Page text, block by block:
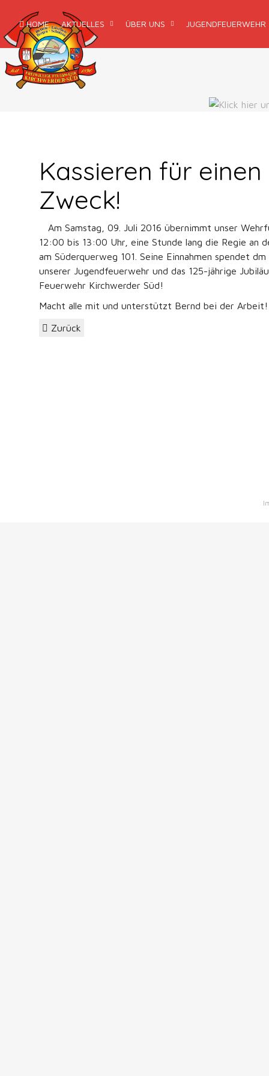
HOME AKTUELLES ÜBER UNS JUGENDFEUERWEHR
Kassieren für
Zweck!
Am Samstag, 09. Juli 2016 übernimmt unser
12:00 bis 13:00 Uhr, eine Stunde lang die Regie an
am Süderquerweg 101. Seine Einnahmen spendet
unserer Jugendfeuerwehr und das 125-jährige
Feuerwehr Kirchwerder Süd!
Macht alle mit und unterstützt Bernd bei der Arbeit!
Zurück